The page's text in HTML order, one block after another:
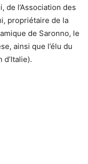
de l’Association des
propriétaire de la
de Saronno, le
ainsi que l’élu du